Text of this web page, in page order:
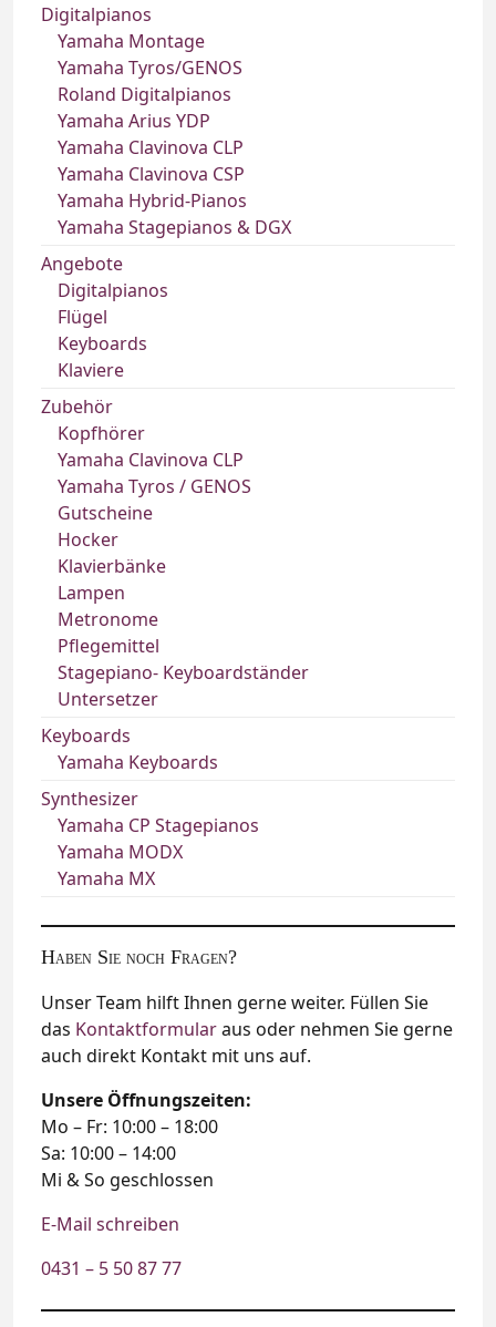
Digitalpianos
Yamaha Montage
Yamaha Tyros/GENOS
Roland Digitalpianos
Yamaha Arius YDP
Yamaha Clavinova CLP
Yamaha Clavinova CSP
Yamaha Hybrid-Pianos
Yamaha Stagepianos & DGX
Angebote
Digitalpianos
Flügel
Keyboards
Klaviere
Zubehör
Kopfhörer
Yamaha Clavinova CLP
Yamaha Tyros / GENOS
Gutscheine
Hocker
Klavierbänke
Lampen
Metronome
Pflegemittel
Stagepiano- Keyboardständer
Untersetzer
Keyboards
Yamaha Keyboards
Synthesizer
Yamaha CP Stagepianos
Yamaha MODX
Yamaha MX
Haben Sie noch Fragen?
Unser Team hilft Ihnen gerne weiter. Füllen Sie
das Kontaktformularaus oder nehmen Sie gerne
auch direkt Kontakt mit uns auf.
Unsere Öffnungszeiten:
Mo – Fr: 10:00 – 18:00
Sa: 10:00 – 14:00
Mi & So geschlossen
E-Mail schreiben
0431 – 5 50 87 77